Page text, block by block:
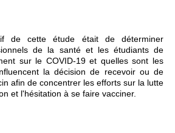
de cette étude était de déterminer
de la santé et les étudiants de
sur le COVID-19 et quelles sont les
la décision de recevoir ou de
afin de concentrer les efforts sur la lutte
et l'hésitation à se faire vacciner.